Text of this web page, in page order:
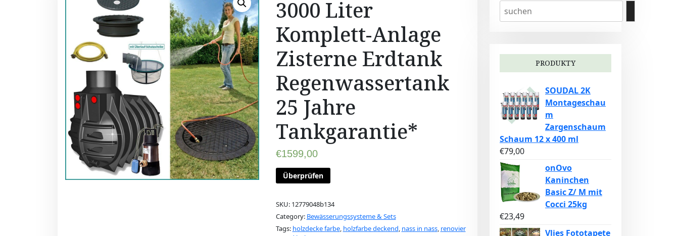
3000 Liter
Komplett-Anlage
Zisterne Erdtank
Regenwassertank
25 Jahre
Tankgarantie*
€1599,00
Überprüfen
SKU: 12779048b134
Category: Bewässerungssysteme & Sets
Tags: holzdecke farbe, holzfarbe deckend, nass in nass, renovier
PRODUKTY
SOUDAL 2K
Montageschau
m
Zargenschaum
Schaum 12 x 400 ml
€79,00
onOvo
Kaninchen
Basic Z/ M mit
Cocci 25kg
€23,49
Vlies Fototapete